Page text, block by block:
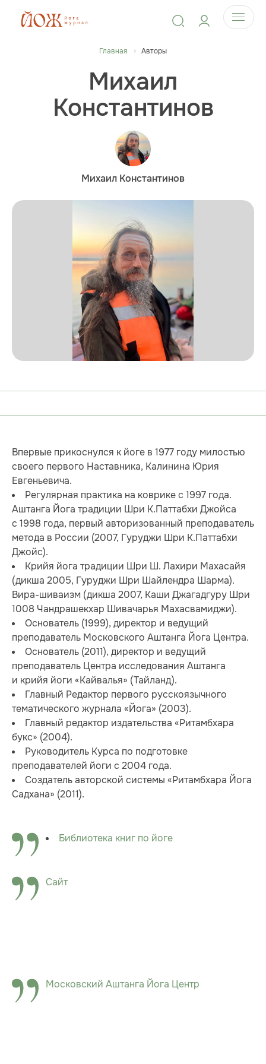
Главная Авторы
Михаил
Константинов
Михаил Константинов
Впервые прикоснулся к йоге в 1977 году милостью
своего первого Наставника, Калинина Юрия
Евгеньевича.
Регулярная практика на коврике с 1997 года.
Аштанга Йога традиции Шри К.Паттабхи Джойса
с 1998 года, первый авторизованный преподаватель
метода в России (2007, Гуруджи Шри К.Паттабхи
Джойс).
Крийя йога традиции Шри Ш. Лахири Махасайя
(дикша 2005, Гуруджи Шри Шайлендра Шарма).
Вира-шиваизм (дикша 2007, Каши Джагадгуру Шри
1008 Чандрашекхар Шивачарья Махасвамиджи).
Основатель (1999), директор и ведущий
преподаватель Московского Аштанга Йога Центра.
Основатель (2011), директор и ведущий
преподаватель Центра исследования Аштанга
и крийя йоги «Кайвалья» (Тайланд).
Главный Редактор первого русскоязычного
тематического журнала «Йога» (2003).
Главный редактор издательства «Ритамбхара
букс» (2004).
Руководитель Курса по подготовке
преподавателей йоги с 2004 года.
Создатель авторской системы «Ритамбхара Йога
Садхана» (2011).
Библиотека книг по йоге
Сайт
Московский Аштанга Йога Центр